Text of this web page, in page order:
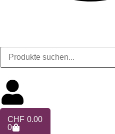
CHF 0.00
0